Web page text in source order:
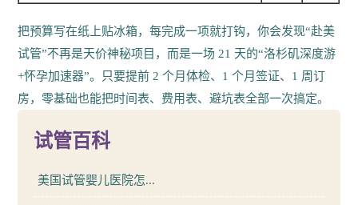
把预算写在纸上贴冰箱，每完成一项就打钩，你会发现“赴美
试管”不再是天价神秘项目，而是一场 21 天的“洛杉矶深度游
+怀孕加速器”。只要提前 2 个月体检、1 个月签证、1 周订
房，零基础也能把时间表、费用表、避坑表全部一次搞定。
试管百科
美国试管婴儿医院怎...